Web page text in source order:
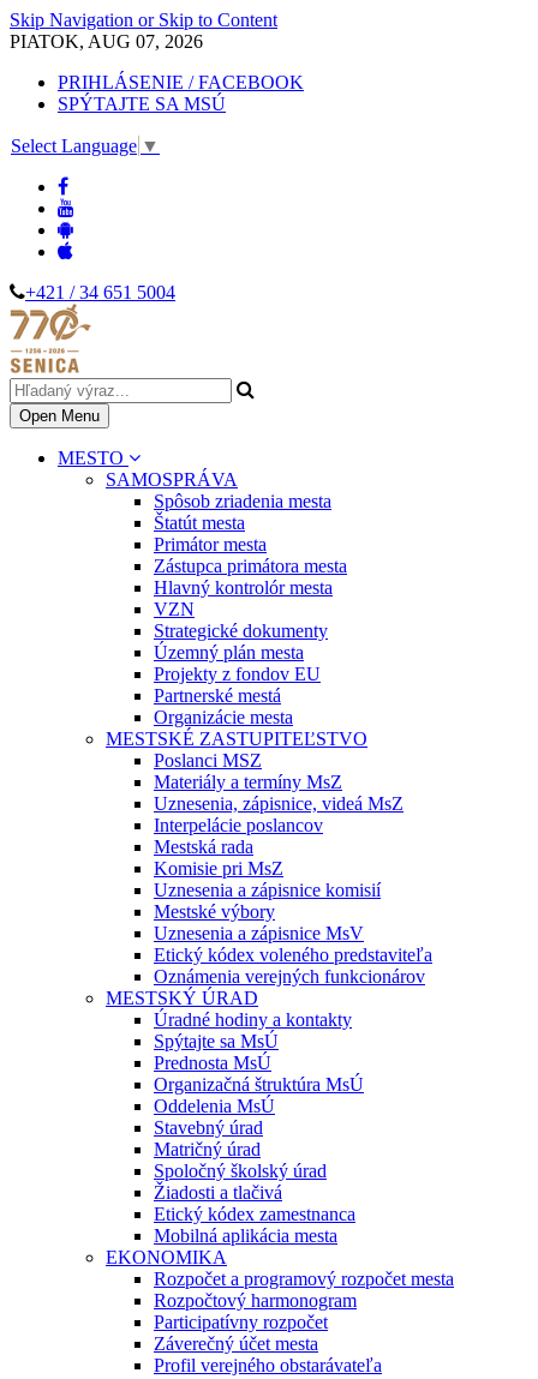
Skip Navigation or Skip to Content
PIATOK, AUG 07, 2026
PRIHLÁSENIE / FACEBOOK
SPÝTAJTE SA MSÚ
Select Language ▼
+421 / 34 651 5004
Open Menu
MESTO
SAMOSPRÁVA
Spôsob zriadenia mesta
Štatút mesta
Primátor mesta
Zástupca primátora mesta
Hlavný kontrolór mesta
VZN
Strategické dokumenty
Územný plán mesta
Projekty z fondov EU
Partnerské mestá
Organizácie mesta
MESTSKÉ ZASTUPITEĽSTVO
Poslanci MSZ
Materiály a termíny MsZ
Uznesenia, zápisnice, videá MsZ
Interpelácie poslancov
Mestská rada
Komisie pri MsZ
Uznesenia a zápisnice komisií
Mestské výbory
Uznesenia a zápisnice MsV
Etický kódex voleného predstaviteľa
Oznámenia verejných funkcionárov
MESTSKÝ ÚRAD
Úradné hodiny a kontakty
Spýtajte sa MsÚ
Prednosta MsÚ
Organizačná štruktúra MsÚ
Oddelenia MsÚ
Stavebný úrad
Matričný úrad
Spoločný školský úrad
Žiadosti a tlačivá
Etický kódex zamestnanca
Mobilná aplikácia mesta
EKONOMIKA
Rozpočet a programový rozpočet mesta
Rozpočtový harmonogram
Participatívny rozpočet
Záverečný účet mesta
Profil verejného obstarávateľa